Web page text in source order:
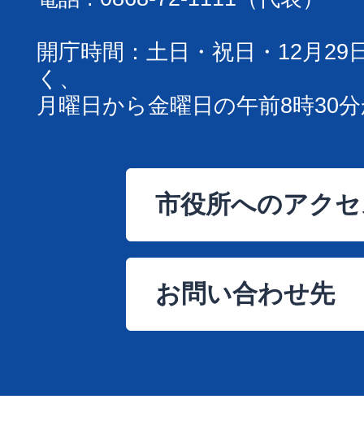
開庁時間：土日・祝日・12月29
く、
月曜日から金曜日の午前8時30
市役所へのアク
お問い合わせ先